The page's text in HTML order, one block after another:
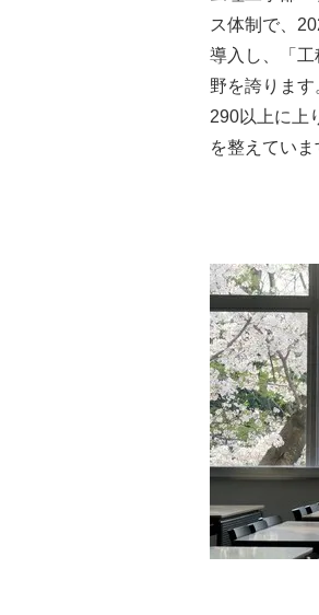
ス体制で、
導入し、「
野を誇りま
290以上に上
を整えていま